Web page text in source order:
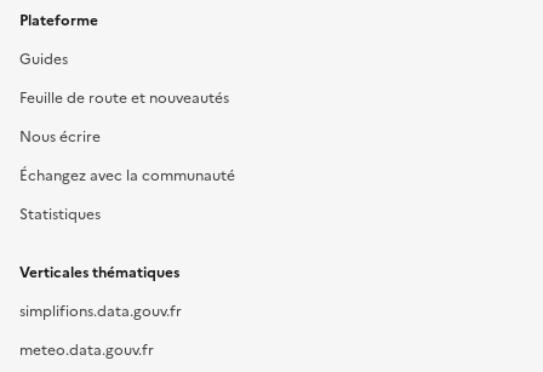
Plateforme
Guides
Feuille de route et nouveautés
Nous écrire
Échangez avec la communauté
Statistiques
Verticales thématiques
simplifions.data.gouv.fr
meteo.data.gouv.fr